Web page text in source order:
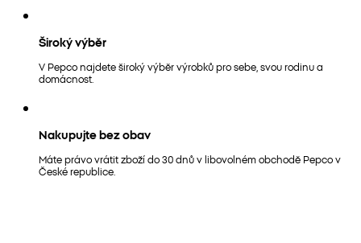
Široký výběr
V Pepco najdete široký výběr výrobků pro sebe, svou rodinu a
domácnost.
Nakupujte bez obav
Máte právo vrátit zboží do 30 dnů v libovolném obchodě Pepco v
České republice.